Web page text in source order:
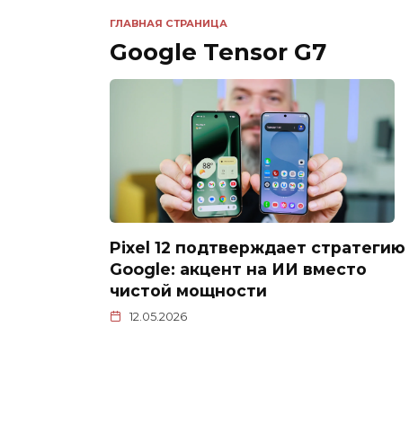
ГЛАВНАЯ СТРАНИЦА
Google Tensor G7
Pixel 12 подтверждает стратегию
Google: акцент на ИИ вместо
чистой мощности
12.05.2026